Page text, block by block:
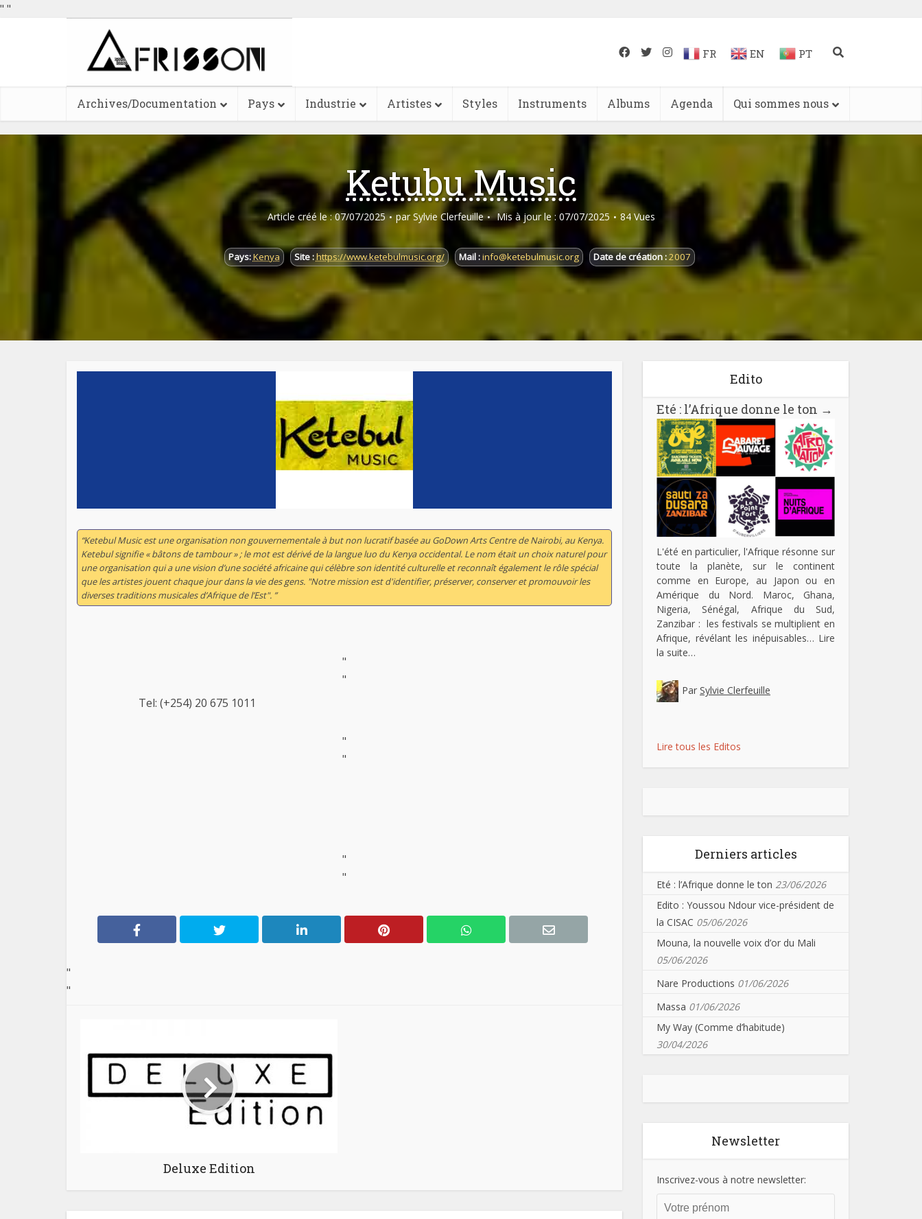
" "
FR EN PT
Archives/Documentation Pays Industrie Artistes Styles Instruments Albums Agenda Qui sommes nous
Ketubu Music
Article créé le : 07/07/2025 par Sylvie Clerfeuille Mis à jour le : 07/07/2025 84 Vues
Pays:Kenya Site :https://www.ketebulmusic.org/ Mail :info@ketebulmusic.org Date de création :2007
“Ketebul Music est une organisation non gouvernementale à but non lucratif basée au GoDown Arts Centre de Nairobi, au Kenya.
Ketebul signifie « bâtons de tambour » ; le mot est dérivé de la langue luo du Kenya occidental. Le nom était un choix naturel pour
une organisation qui a une vision d’une société africaine qui célèbre son identité culturelle et reconnaît également le rôle spécial
que les artistes jouent chaque jour dans la vie des gens. "Notre mission est d'identifier, préserver, conserver et promouvoir les
diverses traditions musicales d’Afrique de l’Est". ”
"
"
Tel: (+254) 20 675 1011
"
"
"
"
"
"
Deluxe Edition
Edito
Eté : l’Afrique donne le ton →
L'été en particulier, l'Afrique résonne sur
toute la planète, sur le continent
comme en Europe, au Japon ou en
Amérique du Nord. Maroc, Ghana,
Nigeria, Sénégal, Afrique du Sud,
Zanzibar : les festivals se multiplient en
Afrique, révélant les inépuisables… Lire
la suite…
Par Sylvie Clerfeuille
Lire tous les Editos
Derniers articles
Eté : l’Afrique donne le ton 23/06/2026
Edito : Youssou Ndour vice-président de
la CISAC 05/06/2026
Mouna, la nouvelle voix d’or du Mali
05/06/2026
Nare Productions 01/06/2026
Massa 01/06/2026
My Way (Comme d’habitude)
30/04/2026
Newsletter
Inscrivez-vous à notre newsletter: